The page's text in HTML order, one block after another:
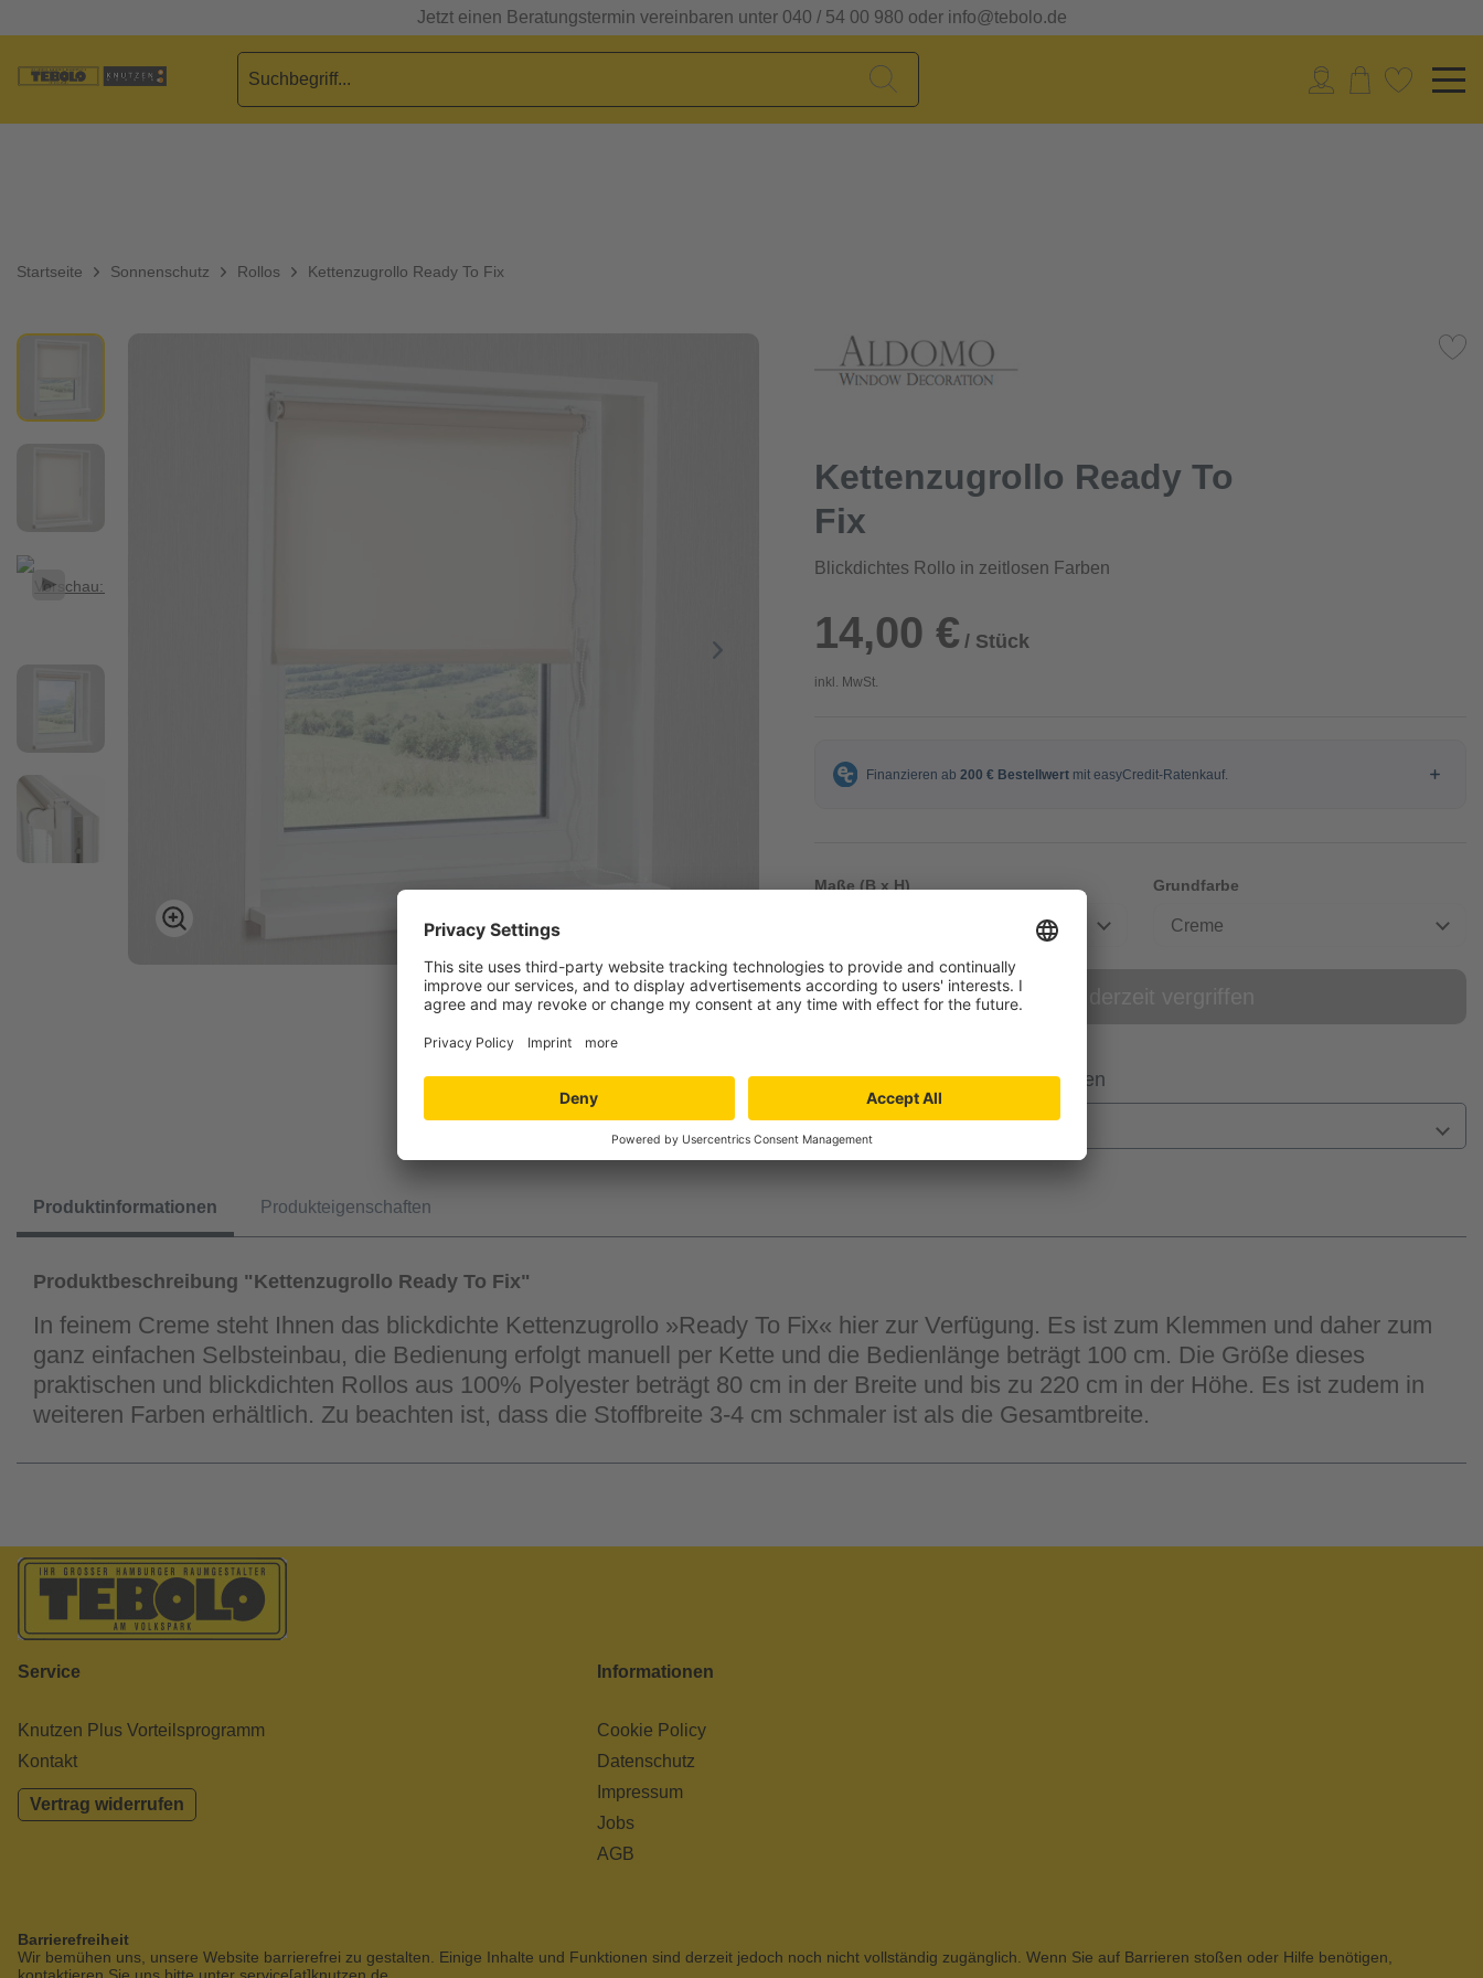
Jetzt einen Beratungstermin vereinbaren unter 040 / 54 00 980 oder info@tebolo.de
Startseite Sonnenschutz Rollos Kettenzugrollo Ready To Fix
Kettenzugrollo Ready To
Fix
Blickdichtes Rollo in zeitlosen Farben
14,00 € / Stück
inkl. MwSt.
Maße (B x H) Grundfarbe
Creme
Verfügbarkeit in der Filiale prüfen
Filiale auswählen
Produktinformationen Produkteigenschaften
Produktbeschreibung "Kettenzugrollo Ready To Fix"
In feinem Creme steht Ihnen das blickdichte Kettenzugrollo »Ready To Fix« hier zur Verfügung. Es ist zum Klemmen und daher zum
ganz einfachen Selbsteinbau, die Bedienung erfolgt manuell per Kette und die Bedienlänge beträgt 100 cm. Die Größe dieses
praktischen und blickdichten Rollos aus 100% Polyester beträgt 80 cm in der Breite und bis zu 220 cm in der Höhe. Es ist zudem in
weiteren Farben erhältlich. Zu beachten ist, dass die Stoffbreite 3-4 cm schmaler ist als die Gesamtbreite.
Service
Knutzen Plus Vorteilsprogramm
Kontakt
Vertrag widerrufen
Informationen
Cookie Policy
Datenschutz
Impressum
Jobs
AGB
Barrierefreiheit
Wir bemühen uns, unsere Website barrierefrei zu gestalten. Einige Inhalte und Funktionen sind derzeit jedoch noch nicht vollständig zugänglich. Wenn Sie auf Barrieren stoßen oder Hilfe benötigen,